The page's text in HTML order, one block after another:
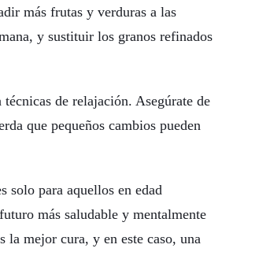
más frutas y verduras a las
y sustituir los granos refinados
de relajación. Asegúrate de
que pequeños cambios pueden
solo para aquellos en edad
más saludable y mentalmente
la mejor cura, y en este caso, una